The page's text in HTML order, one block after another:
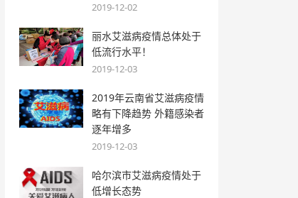
2019-12-02
丽水艾滋病疫情总体处于
低流行水平！
2019-12-03
2019年云南省艾滋病疫情
略有下降趋势 外籍感染者
逐年增多
2019-12-03
哈尔滨市艾滋病疫情处于
低增长态势